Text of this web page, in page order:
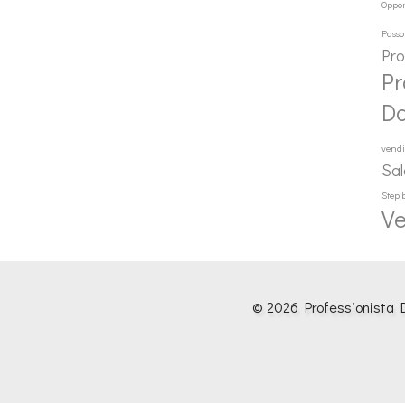
Passo
Step
© 2026 Professionista